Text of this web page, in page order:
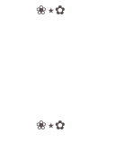
❀٭✿
❀٭✿